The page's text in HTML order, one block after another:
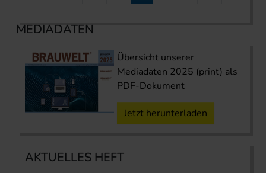
MEDIADATEN
Übersicht unserer
Mediadaten 2025 (print) als
PDF-Dokument
Jetzt herunterladen
AKTUELLES HEFT